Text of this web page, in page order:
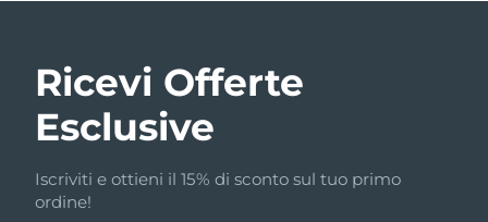
Ricevi Offerte
Esclusive
Iscriviti e ottieni il 15% di sconto sul tuo primo
ordine!